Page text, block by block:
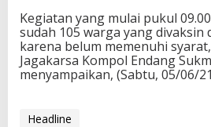
Kegiatan yang mulai pukul
sudah 105 warga yang divaksin
karena belum memenuhi
Jagakarsa Kompol Endang
menyampaikan, (Sabtu, 05/06/
Headline